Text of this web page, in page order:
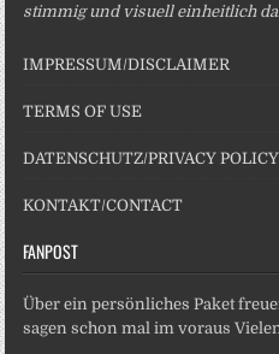
stimmig und visuell einheitlich
IMPRESSUM/DISCLAIMER
TERMS OF USE
DATENSCHUTZ/PRIVACY POLICY
KONTAKT/CONTACT
FANPOST
Über ein persönliches Paket
sagen schon mal im voraus